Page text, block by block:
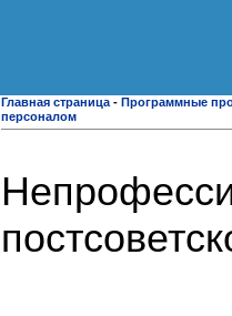
Главная страница - Программные
персоналом